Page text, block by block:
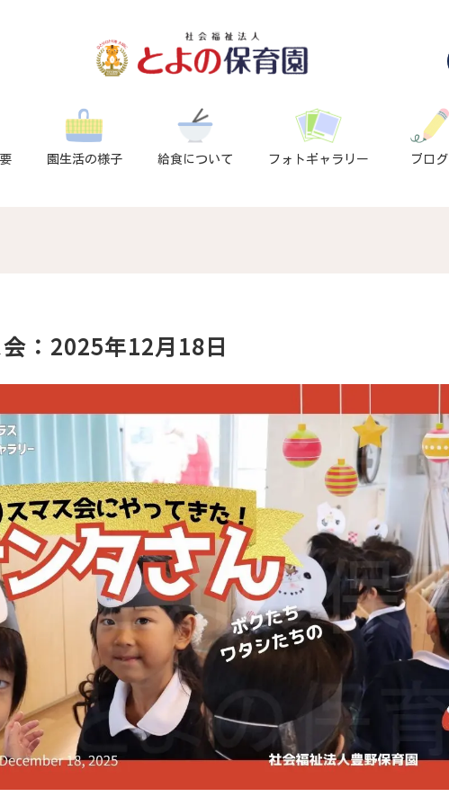
園生活の様子 給食について フォトギャラリー ブログ
：2025年12月18日